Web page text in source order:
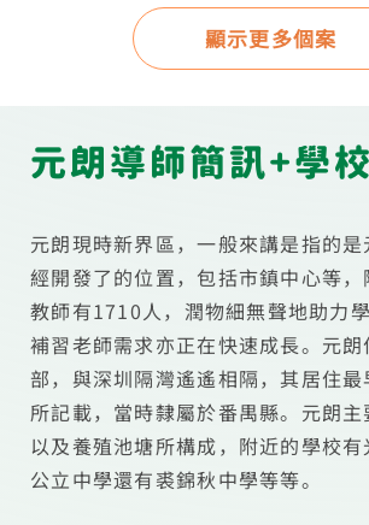
顯示更多個案
元朗導師簡訊+學
元朗現時新界區，一般來講是指的
經開發了的位置，包括市鎮中心等
教師有1710人，潤物細無聲地助力
補習老師需求亦正在快速成長。元
部，與深圳隔灣遙遙相隔，其居住
所記載，當時隸屬於番禺縣。元朗
以及養殖池塘所構成，附近的學校
公立中學還有裘錦秋中學等等。